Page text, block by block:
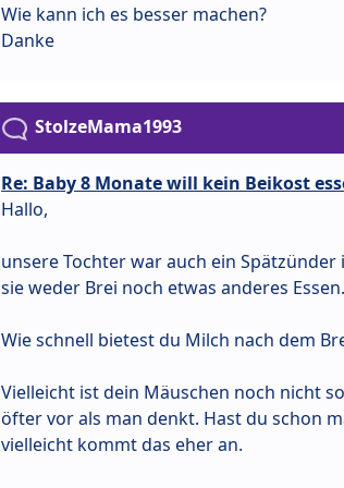
Wie kann ich es besser machen?
Danke
StolzeMama1993
Re: Baby 8 Monate will kein Beikost
Hallo,
unsere Tochter war auch ein
sie weder Brei noch etwas anderes
Wie schnell bietest du Milch nach dem
Vielleicht ist dein Mäuschen noch nicht
öfter vor als man denkt. Hast du schon
vielleicht kommt das eher an.